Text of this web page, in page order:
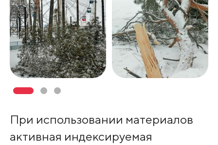
При использовании материалов
активная индексируемая